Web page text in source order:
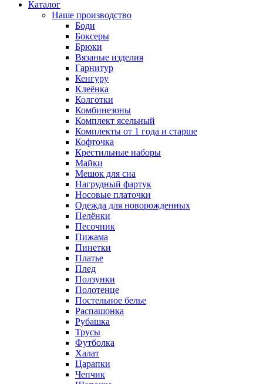
Каталог
Наше производство
Боди
Боксеры
Брюки
Вязаные изделия
Гарнитур
Кенгуру
Клеёнка
Колготки
Комбинезоны
Комплект ясельный
Комплекты от 1 года и старше
Кофточка
Крестильные наборы
Майки
Мешок для сна
Нагрудный фартук
Носовые платочки
Одежда для новорожденных
Пелёнки
Песочник
Пижама
Пинетки
Платье
Плед
Ползунки
Полотенце
Постельное белье
Распашонка
Рубашка
Трусы
Футболка
Халат
Царапки
Чепчик